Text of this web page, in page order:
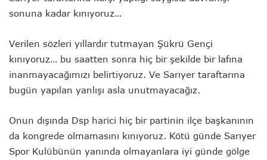
sonuna kadar kınıyoruz…
Verilen sözleri yıllardır tutmayan Şükrü Gençi
kınıyoruz… bu saatten sonra hiç bir şekilde bir lafına
inanmayacağımızı belirtiyoruz. Ve Sarıyer taraftarına
bugün yapılan yanlışı asla unutmayacağız.
Onun dışında Dsp harici hiç bir partinin ilçe başkanının
da kongrede olmamasını kınıyoruz. Kötü günde Sarıyer
Spor Kulübünün yanında olmayanlara iyi günde gölge